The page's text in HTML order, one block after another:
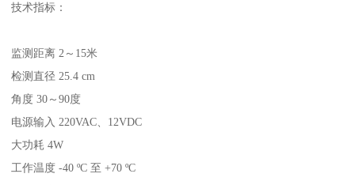
技术指标：
监测距离 2～15米
检测直径 25.4 cm
角度 30～90度
电源输入 220VAC、12VDC
大功耗 4W
工作温度 -40 ºC 至 +70 ºC